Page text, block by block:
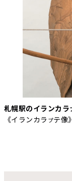
札幌駅のイランカラ
《イランカラ プテ像